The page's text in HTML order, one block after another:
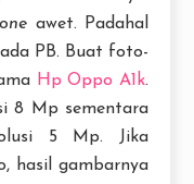
awet. Padahal
PB. Buat foto-
Hp Oppo A1k.
8 Mp sementara
5 Mp. Jika
hasil gambarnya